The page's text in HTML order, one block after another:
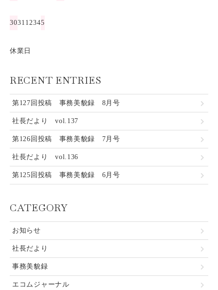
3031 12345
休業日
RECENT ENTRIES
第127回投稿 事務美貌録 8月号
社長だより vol.137
第126回投稿 事務美貌録 7月号
社長だより vol.136
第125回投稿 事務美貌録 6月号
CATEGORY
お知らせ
社長だより
事務美貌録
エコムジャーナル